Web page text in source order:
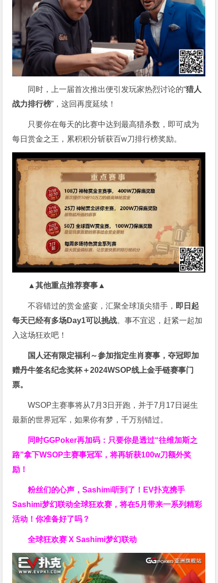
同时，上一届首次推出便引发玩家热烈讨论的“猎人
战力排行榜”，这回再度延续！
只要你在每天的比赛中达到最高猎杀数，即可成为
每日赏金之王，累积积分斩获百w刀排行榜奖励。
▲其他重点推荐赛事▲
不容错过的赏金盛宴，汇聚全球顶尖猎手， 即日起
每天已经有多场Day1可以挑战。事不宜迟，赶紧一起加
入这场狂欢吧！
国人还有限定福利～参加指定生肖赛事，夺冠即加
赠丹牛签名纪念奖杯＋2024WSOP线上金手链赛事门
票。
WSOP主赛事将从7月3日开跑，并于7月17日诞生
最新的世界冠军，如果你有梦，千万别错过。
同时GGPoker再加码：只要你是透过“往维加斯之
路”拿下WSOP主赛事冠军，将再斩获100w刀额外奖
励！
粉丝们的心声，Sashimi听到了！EV扑克携手
Sashimi梦幻联动全球狂欢赛，将在5月带来一系列精彩
活动！你准备好了吗？
全球狂欢赛 X Sashimi梦幻联动